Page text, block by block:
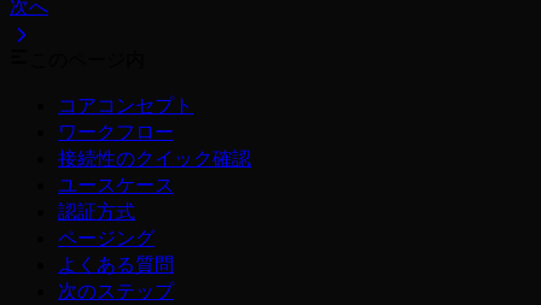
次へ
コアコンセプト
ワークフロー
接続性のクイック確認
ユースケース
認証方式
ページング
よくある質問
次のステップ